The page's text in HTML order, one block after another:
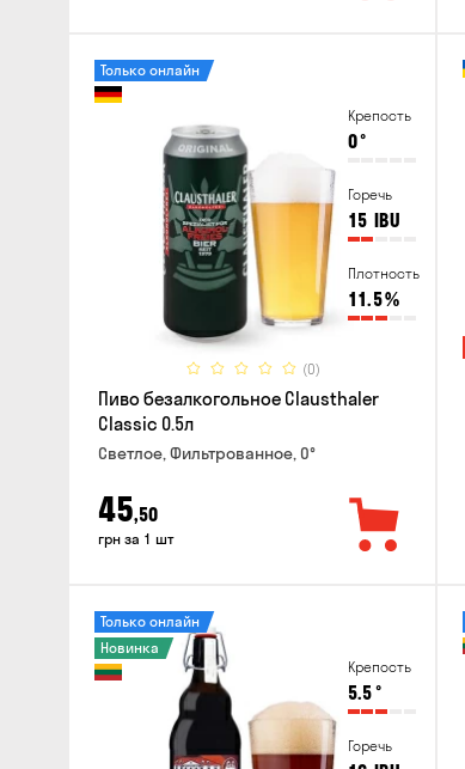
Крепость
0°
Горечь
15 IBU
Плотность
11.5%
(0)
Только онлайн
Пиво безалкогольное Clausthaler
Classic 0.5л
Светлое, Фильтрованное, 0°
45,50
грн за 1 шт
Крепость
5.5°
Горечь
Только онлайн
Новинка